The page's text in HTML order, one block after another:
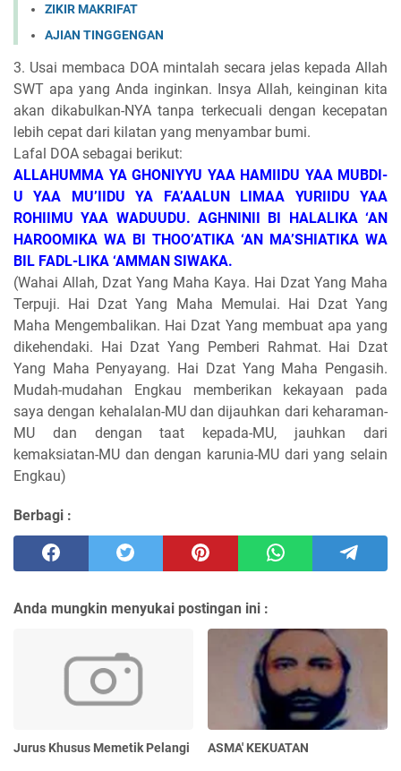
ZIKIR MAKRIFAT
AJIAN TINGGENGAN
3. Usai membaca DOA mintalah secara jelas kepada Allah
SWT apa yang Anda inginkan. Insya Allah, keinginan kita
akan dikabulkan-NYA tanpa terkecuali dengan kecepatan
lebih cepat dari kilatan yang menyambar bumi.
Lafal DOA sebagai berikut:
ALLAHUMMA YA GHONIYYU YAA HAMIIDU YAA MUBDI-
U YAA MU’IIDU YA FA’AALUN LIMAA YURIIDU YAA
ROHIIMU YAA WADUUDU. AGHNINII BI HALALIKA ‘AN
HAROOMIKA WA BI THOO’ATIKA ‘AN MA’SHIATIKA WA
BIL FADL-LIKA ‘AMMAN SIWAKA.
(Wahai Allah, Dzat Yang Maha Kaya. Hai Dzat Yang Maha
Terpuji. Hai Dzat Yang Maha Memulai. Hai Dzat Yang
Maha Mengembalikan. Hai Dzat Yang membuat apa yang
dikehendaki. Hai Dzat Yang Pemberi Rahmat. Hai Dzat
Yang Maha Penyayang. Hai Dzat Yang Maha Pengasih.
Mudah-mudahan Engkau memberikan kekayaan pada
saya dengan kehalalan-MU dan dijauhkan dari keharaman-
MU dan dengan taat kepada-MU, jauhkan dari
kemaksiatan-MU dan dengan karunia-MU dari yang selain
Engkau)
Berbagi :
Anda mungkin menyukai postingan ini :
Jurus Khusus Memetik Pelangi ASMA' KEKUATAN